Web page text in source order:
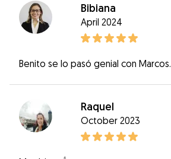
Bibiana
April 2024
Benito se lo pasó genial con Marcos.
Raquel
October 2023